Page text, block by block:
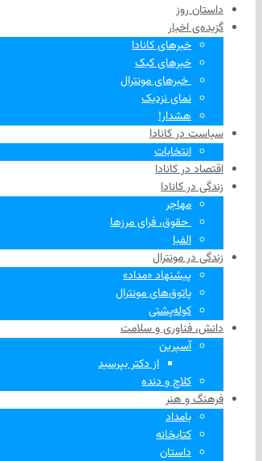
داستان روز
گزیده‌ی‌ اخبار
خبرهای کانادا
خبرهای کبک
‌ خبرهای مونترال
نمای نزدیک
هشدار!
سیاست در کانادا
انتخابات
اقتصاد در کانادا
زندگی در کانادا
مهاجر
‌ حقوق، فرای مرزها
الفبا
زندگی در مونترال
پیشنهاد «مداد»
پاتوق‌های مونترال
کوله‌پشتی
دانش، فناوری و سلامت
آسپرین
از دکتر بپرسید
کلاچ و دنده
فرهنگ و هنر
بامداد
کتابخانه
داستان